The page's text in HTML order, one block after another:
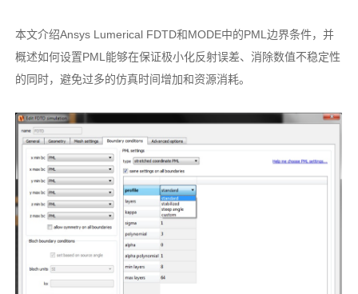
本文介绍Ansys Lumerical FDTD和MODE中的PML边界条件，并
概述如何设置PML能够在保证极小化反射误差、消除数值不稳定性
的同时，避免过多的仿真时间增加和资源消耗。